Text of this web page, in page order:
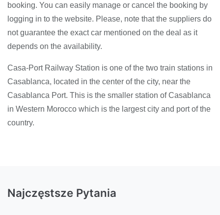
booking. You can easily manage or cancel the booking by
logging in to the website. Please, note that the suppliers do
not guarantee the exact car mentioned on the deal as it
depends on the availability.
Casa-Port Railway Station is one of the two train stations in
Casablanca, located in the center of the city, near the
Casablanca Port. This is the smaller station of Casablanca
in Western Morocco which is the largest city and port of the
country.
Najczęstsze Pytania